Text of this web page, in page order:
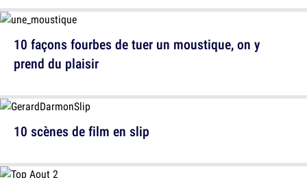
10 scènes de film en slip
10 façons fourbes de tuer un moustique, on y
prend du plaisir